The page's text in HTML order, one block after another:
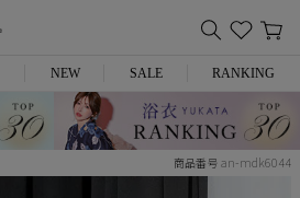
NEW SALE RANKING
商品番号 an-mdk6044